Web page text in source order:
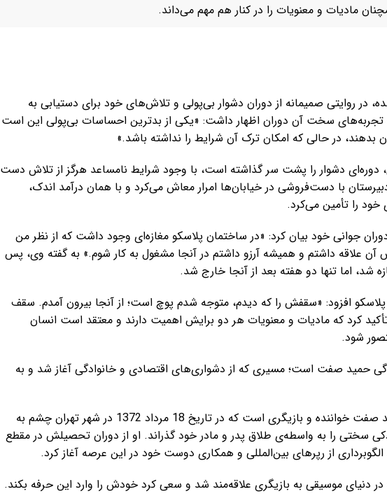
مادیات و معنویات را در کنار هم مهم می‌داند.
در روایتی صمیمانه از دوران دشوار بی‌پولی و تلاش‌های خود برای دستیابی به
تجربه‌های سخت آن دوران اظهار داشت: «یکی از بدترین احساسات بی‌پولی این است
در حالی که امکان ترک آن شرایط را نداشته باشد.»
دوره‌ای دشوار را پشت سر گذاشته است، با وجود شرایط نامساعد هرگز از تلاش دست
با دست‌فروشی در خیابان‌ها امرار معاش می‌کرد و با همان درآمد اندک،
را تأمین می‌کرد.
جوانی خود بیان کرد: «در ساختمان پلاسکو مغازه‌ای وجود داشت که از نظر من
آن علاقه داشتم و همیشه آرزو داشتم در آنجا مشغول به کار شوم.» به گفته وی، پس
شد، اما تنها دو هفته بعد از آنجا خارج شد.
افزود: «سقفش را که دیدم، متوجه شدم پوچ است؛ از آنجا بیرون آمدم. سقف
کرد که مادیات و معنویات هر دو برایش اهمیت دارند و معتقد است انسان
شود.
حمید صفت است؛ مسیری که از دشواری‌های اقتصادی و خانوادگی آغاز شد و به
حمیدرضا امیری صفت با نام هنری حمید صفت خواننده و بازیگری است که در تاریخ 18 مرداد 1372 در شهر تهران چشم به
سختی را به واسطه‌ی طلاق پدر و مادر خود گذراند. او از دوران تحصیلش در مقطع
از رپرهای بین‌المللی و همکاری دوست خود در این عرصه آغاز کرد.
موسیقی به بازیگری علاقه‌مند شد و سعی کرد خودش را وارد این حرفه بکند.